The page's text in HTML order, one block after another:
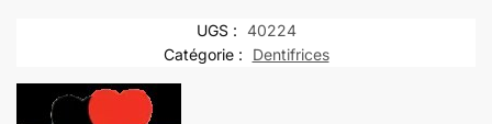
UGS : 40224
Catégorie :
Dentifrices